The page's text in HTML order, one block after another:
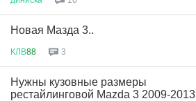
Новая Мазда 3..
КЛВ88 3
Нужны кузовные размеры
рестайлинговой Mazda 3 2009-2013